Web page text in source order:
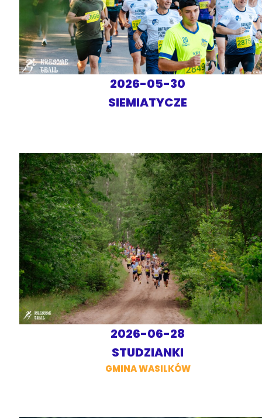
2026-05-30
SIEMIATYCZE
2026-06-28
STUDZIANKI
GMINA WASILKÓW